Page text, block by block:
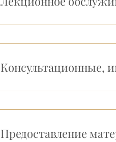
Консультационные,
Предоставление